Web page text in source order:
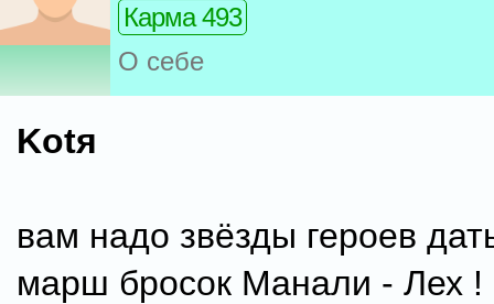
Карма 493
О себе
Kotя
вам надо звёзды героев
марш бросок Манали - Лех !